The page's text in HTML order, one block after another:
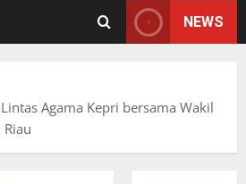
NEWS
Agama Kepri bersama Wakil